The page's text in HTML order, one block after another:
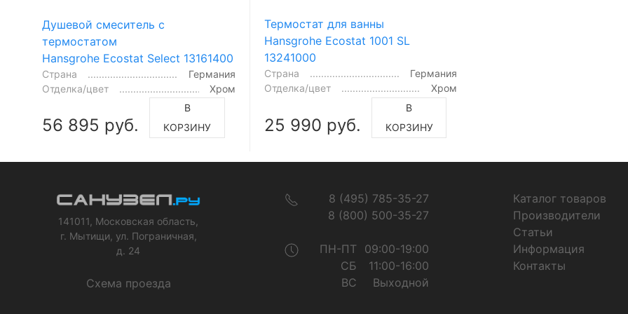
Душевой смеситель с
термостатом
Hansgrohe Ecostat Select 13161400
Страна
Германия
Отделка/цвет
Хром
56 895 руб.
В
КОРЗИНУ
Термостат для ванны
Hansgrohe Ecostat 1001 SL
13241000
Страна
Германия
Отделка/цвет
Хром
25 990 руб.
В
КОРЗИНУ
141011, Московская область,
г. Мытищи, ул. Пограничная,
д. 24
Схема проезда
8 (495) 785-35-27
8 (800) 500-35-27
ПН-ПТ
09:00-19:00
СБ
11:00-16:00
ВС
Выходной
Каталог товаров
Производители
Статьи
Информация
Контакты